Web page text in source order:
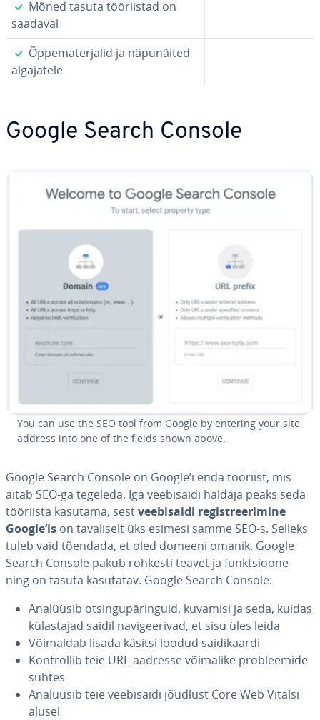
✓
Mõned tasuta töö­riis­tad on
saadaval
✓
Õp­pe­ma­ter­ja­lid ja nä­pu­näi­ted
al­ga­ja­tele
Google Search Console
You can use the SEO tool from Google by entering your site
address into one of the fields shown above.
Google Search Console on Google’i enda tööriist, mis
aitab SEO-ga tegeleda. Iga vee­bi­saidi haldaja peaks seda
tööriista kasutama, sestvee­bi­saidi re­gist­ree­ri­mine
Google’is on ta­va­li­selt üks esimesi samme SEO-s. Selleks
tuleb vaid tõendada, et oled domeeni omanik. Google
Search Console pakub rohkesti teavet ja funkt­sioone
ning on tasuta kasutatav. Google Search Console:
Analüüsib ot­sin­gu­pä­rin­guid, kuvamisi ja seda, kuidas
kü­las­ta­jad saidil na­vi­gee­rivad, et sisu üles leida
Võimaldab lisada käsitsi loodud sai­di­kaardi
Kont­rol­lib teie URL-aadresse võimalike prob­leemide
suhtes
Analüüsib teie vee­bi­saidi jõudlust Core Web Vitalsi
alusel